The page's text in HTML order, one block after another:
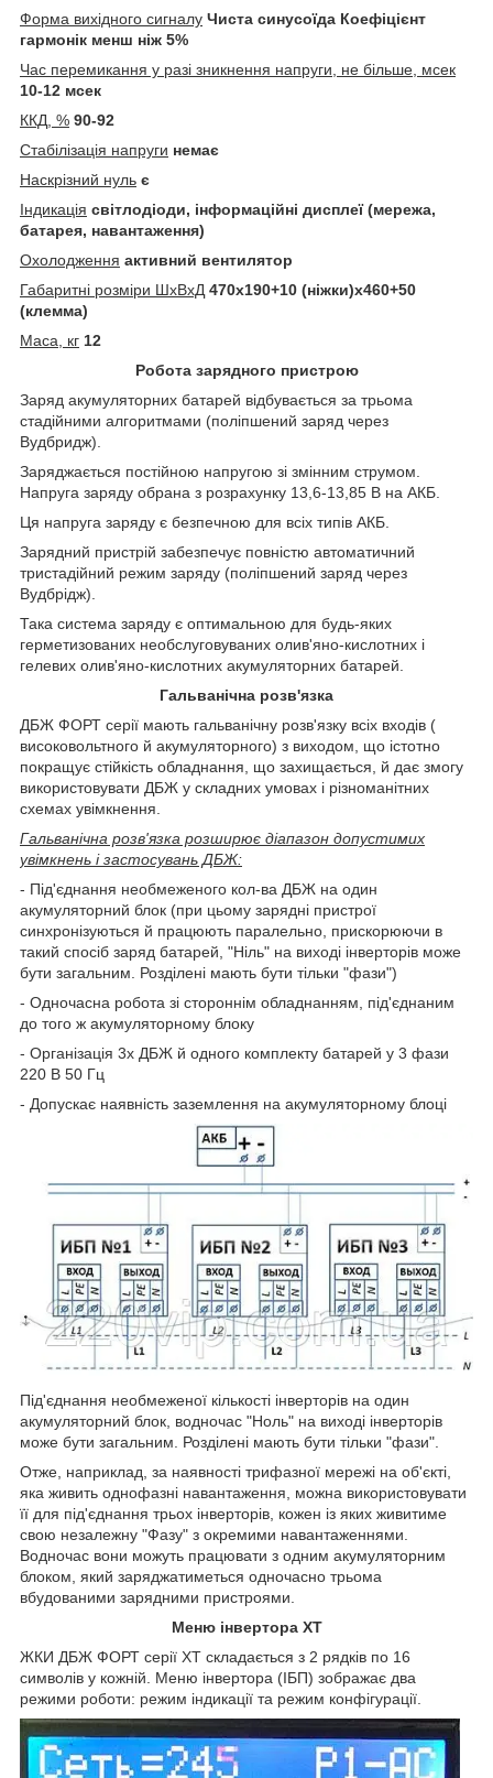
Форма вихідного сигналу Чиста синусоїда Коефіцієнт
гармонік менш ніж 5%
Час перемикання у разі зникнення напруги, не більше, мсек
10-12 мсек
ККД, % 90-92
Стабілізація напруги немає
Наскрізний нуль є
Індикація світлодіоди, інформаційні дисплеї (мережа,
батарея, навантаження)
Охолодження активний вентилятор
Габаритні розміри ШхВхД 470х190+10 (ніжки)х460+50
(клемма)
Маса, кг 12
Робота зарядного пристрою
Заряд акумуляторних батарей відбувається за трьома
стадійними алгоритмами (поліпшений заряд через
Вудбридж).
Заряджається постійною напругою зі змінним струмом.
Напруга заряду обрана з розрахунку 13,6-13,85 В на АКБ.
Ця напруга заряду є безпечною для всіх типів АКБ.
Зарядний пристрій забезпечує повністю автоматичний
тристадійний режим заряду (поліпшений заряд через
Вудбрідж).
Така система заряду є оптимальною для будь-яких
герметизованих необслуговуваних олив'яно-кислотних і
гелевих олив'яно-кислотних акумуляторних батарей.
Гальванічна розв'язка
ДБЖ ФОРТ серії мають гальванічну розв'язку всіх входів (
високовольтного й акумуляторного) з виходом, що істотно
покращує стійкість обладнання, що захищається, й дає змогу
використовувати ДБЖ у складних умовах і різноманітних
схемах увімкнення.
Гальванічна розв'язка розширює діапазон допустимих
увімкнень і застосувань ДБЖ:
- Під'єднання необмеженого кол-ва ДБЖ на один
акумуляторний блок (при цьому зарядні пристрої
синхронізуються й працюють паралельно, прискорюючи в
такий спосіб заряд батарей, "Ніль" на виході інверторів може
бути загальним. Розділені мають бути тільки "фази")
- Одночасна робота зі стороннім обладнанням, під'єднаним
до того ж акумуляторному блоку
- Організація 3х ДБЖ й одного комплекту батарей у 3 фази
220 В 50 Гц
- Допускає наявність заземлення на акумуляторному блоці
Під'єднання необмеженої кількості інверторів на один
акумуляторний блок, водночас "Ноль" на виході інверторів
може бути загальним. Розділені мають бути тільки "фази".
Отже, наприклад, за наявності трифазної мережі на об'єкті,
яка живить однофазні навантаження, можна використовувати
її для під'єднання трьох інверторів, кожен із яких живитиме
свою незалежну "Фазу" з окремими навантаженнями.
Водночас вони можуть працювати з одним акумуляторним
блоком, який заряджатиметься одночасно трьома
вбудованими зарядними пристроями.
Меню інвертора XT
ЖКИ ДБЖ ФОРТ серії ХТ складається з 2 рядків по 16
символів у кожній. Меню інвертора (ІБП) зображає два
режими роботи: режим індикації та режим конфігурації.